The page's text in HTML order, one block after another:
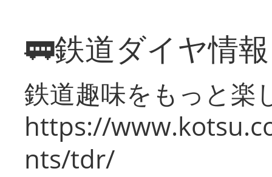
🚃鉄道ダイヤ情
鉄道趣味をもっと楽
https://
nts/tdr/